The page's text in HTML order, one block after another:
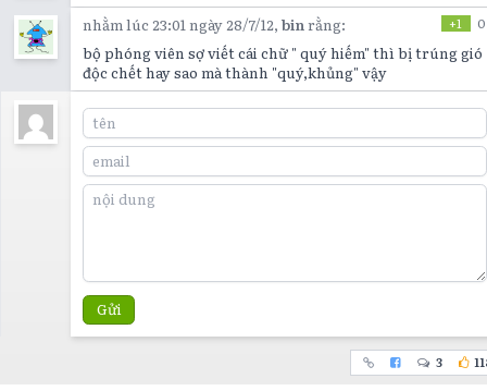
nhằm lúc 23:01 ngày 28/7/12,binrằng: +1 0
bộ phóng viên sợ viết cái chữ " quý hiếm" thì bị trúng gió
độc chết hay sao mà thành "quý,khủng" vậy
Gửi
3